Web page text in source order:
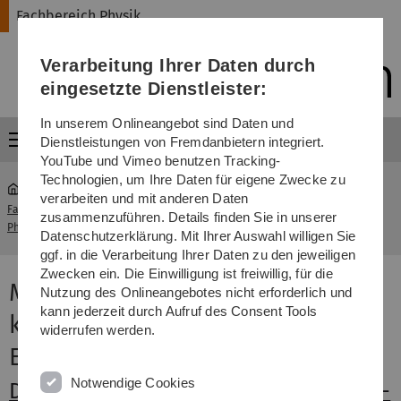
Direkt
Direkt
Direkt
(Sprache,
Drucken,
Media)
Direkt
Direkt
Fachbereich Physik
Menü
Fachbereich
Physik
...
Mit dem Fachbereich Physik
kooperierende Institute und
Einrichtungen
Deutsche Luft- und Raumfahrt (DLR) -
Verarbeitung Ihrer Daten durch
eingesetzte Dienstleister:
In unserem Onlineangebot sind Daten und
Dienstleistungen von Fremdanbietern integriert.
YouTube und Vimeo benutzen Tracking-
Technologien, um Ihre Daten für eigene Zwecke zu
verarbeiten und mit anderen Daten
zusammenzuführen. Details finden Sie in unserer
Datenschutzerklärung. Mit Ihrer Auswahl willigen Sie
ggf. in die Verarbeitung Ihrer Daten zu den jeweiligen
Zwecken ein. Die Einwilligung ist freiwillig, für die
Nutzung des Onlineangebotes nicht erforderlich und
kann jederzeit durch Aufruf des Consent Tools
widerrufen werden.
Notwendige Cookies